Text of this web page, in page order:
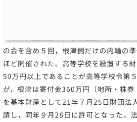
で難航しているその実現を根津嘉一郎
この評議員会は，学校創立に至るま
の会を含め５回，根津側だけの内輪の
ほど開催された。高等学校を設置する
50万円以上であることが高等学校令第
が，根津は寄付金360万円（地所・株
を基本財産として21年７月25日財団法
請し，同年９月28日に許可となった。